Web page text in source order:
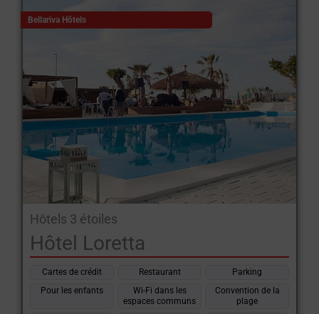
Bellariva Hôtels
Hôtels 3 étoiles
Hôtel Loretta
Cartes de crédit Restaurant
Parking
Pour les enfants
Wi-Fi dans les
espaces communs
Convention de la
plage